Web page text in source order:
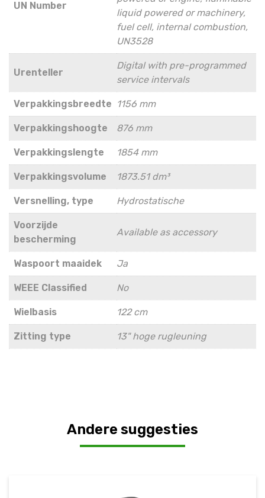
UN Number
liquid powered or machinery,
fuel cell, internal combustion,
UN3528
Urenteller
Digital with pre-programmed
service intervals
Verpakkingsbreedte 1156 mm
Verpakkingshoogte 876 mm
Verpakkingslengte 1854 mm
Verpakkingsvolume 1873.51 dm³
Versnelling, type Hydrostatische
Voorzijde
bescherming
Available as accessory
Waspoort maaidek Ja
WEEE Classified No
Wielbasis 122 cm
Zitting type 13" hoge rugleuning
Andere suggesties